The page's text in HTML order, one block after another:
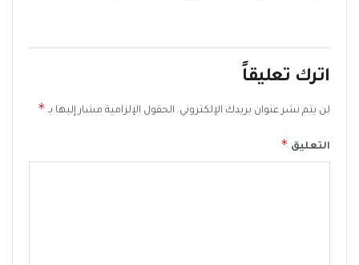
اترك تعليقاً
لن يتم نشر عنوان بريدك الإلكتروني. الحقول الإلزامية مشار إليها بـ *
التعليق *